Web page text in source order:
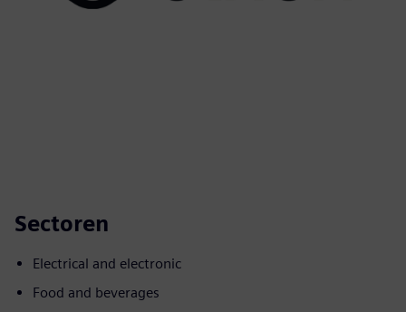
Sectoren
Electrical and electronic
Food and beverages